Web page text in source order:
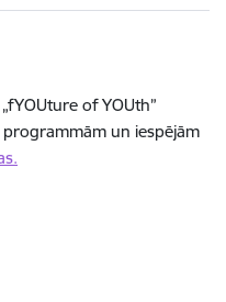
of YOUth”
un iespējām